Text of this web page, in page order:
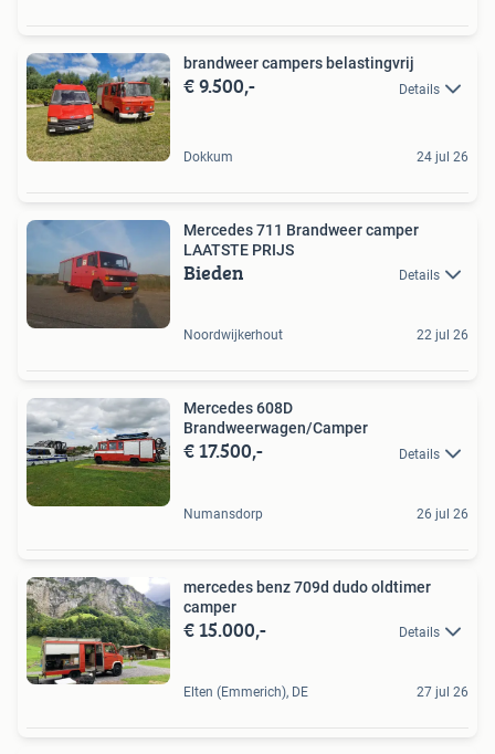
brandweer campers belastingvrij
€ 9.500,- Details
Dokkum 24 jul 26
Mercedes 711 Brandweer camper
LAATSTE PRIJS
Bieden Details
Noordwijkerhout 22 jul 26
Mercedes 608D
Brandweerwagen/Camper
€ 17.500,- Details
Numansdorp 26 jul 26
mercedes benz 709d dudo oldtimer
camper
€ 15.000,- Details
Elten (Emmerich), DE 27 jul 26